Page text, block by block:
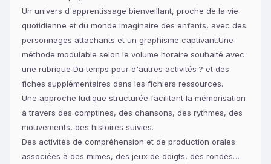
Un univers d'apprentissage bienveillant, proche de la vie
quotidienne et du monde imaginaire des enfants, avec des
personnages attachants et un graphisme captivant.Une
méthode modulable selon le volume horaire souhaité avec
une rubrique Du temps pour d'autres activités ? et des
fiches supplémentaires dans les fichiers ressources.
Une approche ludique structurée facilitant la mémorisation
à travers des comptines, des chansons, des rythmes, des
mouvements, des histoires suivies.
Des activités de compréhension et de production orales
associées à des mimes, des jeux de doigts, des rondes…